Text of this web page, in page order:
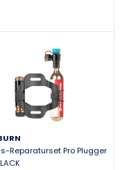
Reparaturset Pro Plugger